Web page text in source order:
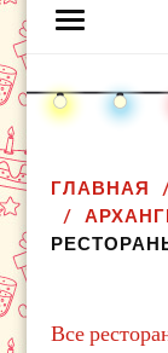
ГЛАВНАЯ
Все